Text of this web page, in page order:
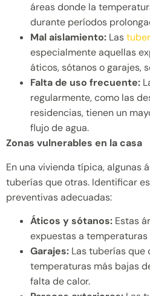
áreas donde la
durante períodos
Mal aislamiento: Las
especialmente aquellas
áticos, sótanos o garajes,
Falta de uso frecuente:
regularmente, como las
residencias, tienen un
flujo de agua.
Zonas vulnerables en la casa
En una vivienda típica, algunas
tuberías que otras. Identificar
preventivas adecuadas:
Áticos y sótanos: Estas
expuestas a
Garajes: Las tuberías que
temperaturas más bajas
falta de calor.